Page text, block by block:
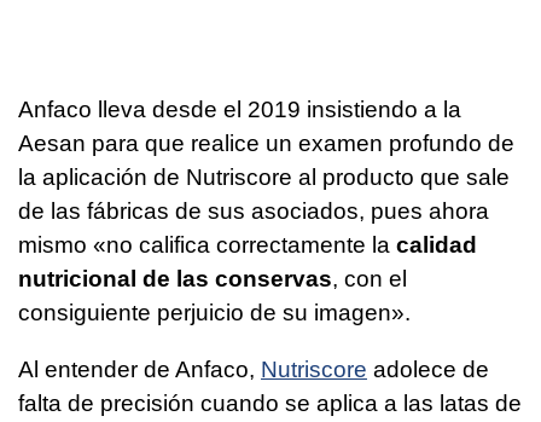
Anfaco lleva desde el 2019 insistiendo a la
Aesan para que realice un examen profundo de
la aplicación de Nutriscore al producto que sale
de las fábricas de sus asociados, pues ahora
mismo «no califica correctamente la calidad
nutricional de las conservas, con el
consiguiente perjuicio de su imagen».
Al entender de Anfaco, Nutriscore adolece de
falta de precisión cuando se aplica a las latas de